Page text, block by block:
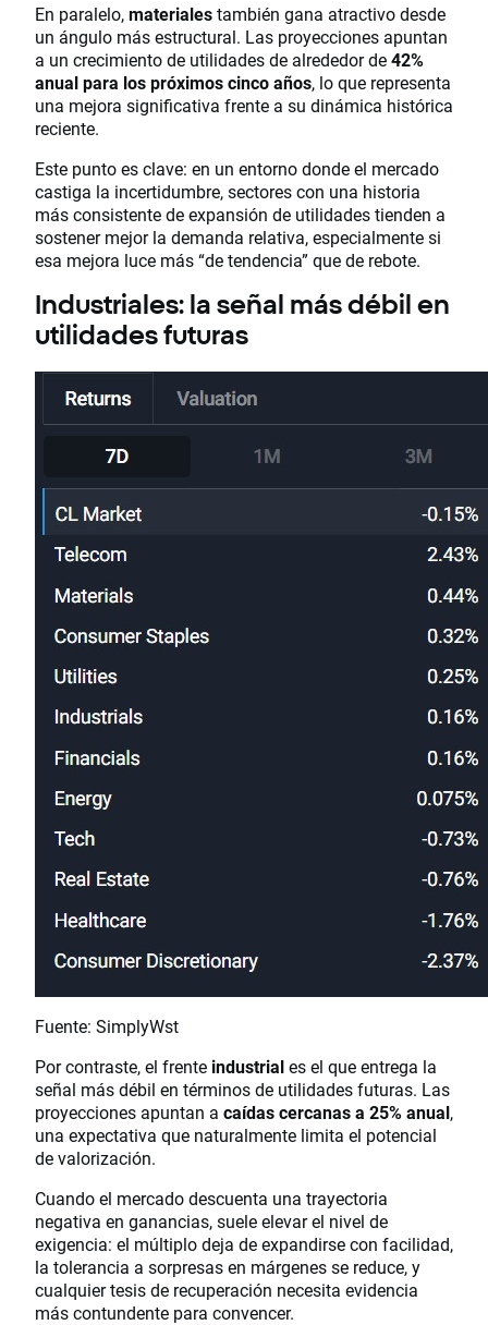
En paralelo,materialestambién gana atractivo desde
un ángulo más estructural. Las proyecciones apuntan
a un crecimiento de utilidades de alrededor de42%
anual para los próximos cinco años, lo que representa
una mejora significativa frente a su dinámica histórica
reciente.
Este punto es clave: en un entorno donde el mercado
castiga la incertidumbre, sectores con una historia
más consistente de expansión de utilidades tienden a
sostener mejor la demanda relativa, especialmente si
esa mejora luce más “de tendencia” que de rebote.
Industriales: la señal más débil en
utilidades futuras
Fuente: SimplyWst
Por contraste, el frente industriales el que entrega la
señal más débil en términos de utilidades futuras. Las
proyecciones apuntan a caídas cercanas a 25% anual,
una expectativa que naturalmente limita el potencial
de valorización.
Cuando el mercado descuenta una trayectoria
negativa en ganancias, suele elevar el nivel de
exigencia: el múltiplo deja de expandirse con facilidad,
la tolerancia a sorpresas en márgenes se reduce, y
cualquier tesis de recuperación necesita evidencia
más contundente para convencer.